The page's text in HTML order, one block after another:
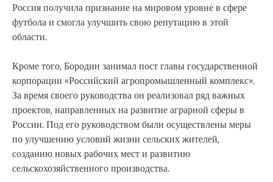
Россия получила признание на мировом уровне в сфере
футбола и смогла улучшить свою репутацию в этой
области.
Кроме того, Бородин занимал пост главы государственной
корпорации «Российский агропромышленный комплекс».
За время своего руководства он реализовал ряд важных
проектов, направленных на развитие аграрной сферы в
России. Под его руководством были осуществлены меры
по улучшению условий жизни сельских жителей,
созданию новых рабочих мест и развитию
сельскохозяйственного производства.